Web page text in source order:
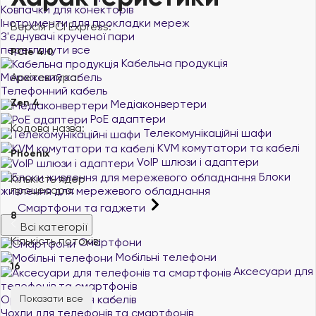
Ковпачки для конекторів
Інструменти для прокладки мереж
З'єднувачі крученої пари
переглянути все
Кабельна продукція
Мережевий кабель
Телефонний кабель
Медіаконвертери
PoE адаптери
Телекомунікаційні шафи
KVM комутатори та кабелі
VoIP шлюзи і адаптери
Блоки
живлення для мережевого обладнання
Смартфони та гаджети
Всі категорії
Смартфони
Мобільні телефони
Аксесуари для
телефонів та смартфонів
Органайзери для кабелів
Чохли для телефонів та смартфонів
Версія PCI Express:
PCIe 4.0
Архітектура:
Zen 4
Кодова назва:
Phoenix
Кількість ядер
процесора:
8
Кількість потоків:
16
Показати все